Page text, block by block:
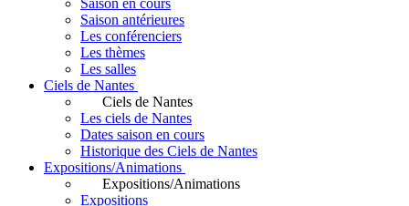
Saison en cours
Saison antérieures
Les conférenciers
Les thèmes
Les salles
Ciels de Nantes
Ciels de Nantes
Les ciels de Nantes
Dates saison en cours
Historique des Ciels de Nantes
Expositions/Animations
Expositions/Animations
Expositions